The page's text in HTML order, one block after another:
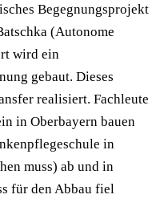
Begegnungsprojekt
(Autonome
wird ein
gebaut. Dieses
realisiert. Fachleute
in Oberbayern bauen
in
muss) ab und in
für den Abbau fiel